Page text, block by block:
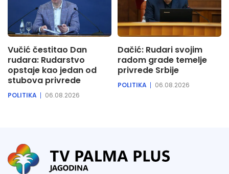
Vučić čestitao Dan
rudara: Rudarstvo
opstaje kao jedan od
stubova privrede
POLITIKA 06.08.2026
Dačić: Rudari svojim
radom grade temelje
privrede Srbije
POLITIKA 06.08.2026